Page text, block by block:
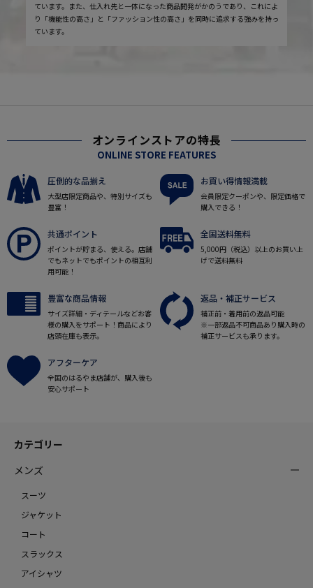
ています。また、仕入れ先と一体になった商品開発がかのうであり、これによ
り「機能性の高さ」と「ファッション性の高さ」を同時に追求する強みを持っ
ています。
オンラインストアの特長
ONLINE STORE FEATURES
圧倒的な品揃え
大型店限定商品や、特別サイズも
豊富！
お買い得情報満載
会員限定クーポンや、限定価格で
購入できる！
共通ポイント
ポイントが貯まる、使える。店舗
でもネットでもポイントの相互利
用可能！
全国送料無料
5,000円（税込）以上のお買い上
げで送料無料
豊富な商品情報
サイズ詳細・ディテールなどお客
様の購入をサポート！商品により
店頭在庫も表示。
返品・補正サービス
補正前・着用前の返品可能
※一部返品不可商品あり購入時の
補正サービスも承ります。
アフターケア
全国のはるやま店舗が、購入後も
安心サポート
カテゴリー
メンズ
スーツ
ジャケット
コート
スラックス
アイシャツ